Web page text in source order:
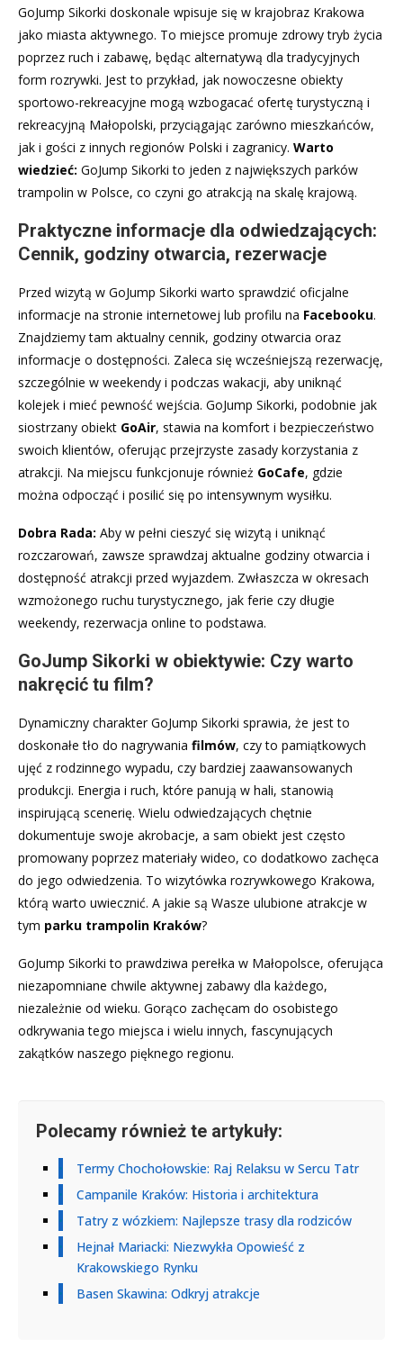
GoJump Sikorki doskonale wpisuje się w krajobraz Krakowa
jako miasta aktywnego. To miejsce promuje zdrowy tryb życia
poprzez ruch i zabawę, będąc alternatywą dla tradycyjnych
form rozrywki. Jest to przykład, jak nowoczesne obiekty
sportowo-rekreacyjne mogą wzbogacać ofertę turystyczną i
rekreacyjną Małopolski, przyciągając zarówno mieszkańców,
jak i gości z innych regionów Polski i zagranicy. Warto
wiedzieć: GoJump Sikorki to jeden z największych parków
trampolin w Polsce, co czyni go atrakcją na skalę krajową.
Praktyczne informacje dla odwiedzających:
Cennik, godziny otwarcia, rezerwacje
Przed wizytą w GoJump Sikorki warto sprawdzić oficjalne
informacje na stronie internetowej lub profilu na Facebooku.
Znajdziemy tam aktualny cennik, godziny otwarcia oraz
informacje o dostępności. Zaleca się wcześniejszą rezerwację,
szczególnie w weekendy i podczas wakacji, aby uniknąć
kolejek i mieć pewność wejścia. GoJump Sikorki, podobnie jak
siostrzany obiekt GoAir, stawia na komfort i bezpieczeństwo
swoich klientów, oferując przejrzyste zasady korzystania z
atrakcji. Na miejscu funkcjonuje również GoCafe, gdzie
można odpocząć i posilić się po intensywnym wysiłku.
Dobra Rada: Aby w pełni cieszyć się wizytą i uniknąć
rozczarowań, zawsze sprawdzaj aktualne godziny otwarcia i
dostępność atrakcji przed wyjazdem. Zwłaszcza w okresach
wzmożonego ruchu turystycznego, jak ferie czy długie
weekendy, rezerwacja online to podstawa.
GoJump Sikorki w obiektywie: Czy warto
nakręcić tu film?
Dynamiczny charakter GoJump Sikorki sprawia, że jest to
doskonałe tło do nagrywania filmów, czy to pamiątkowych
ujęć z rodzinnego wypadu, czy bardziej zaawansowanych
produkcji. Energia i ruch, które panują w hali, stanowią
inspirującą scenerię. Wielu odwiedzających chętnie
dokumentuje swoje akrobacje, a sam obiekt jest często
promowany poprzez materiały wideo, co dodatkowo zachęca
do jego odwiedzenia. To wizytówka rozrywkowego Krakowa,
którą warto uwiecznić. A jakie są Wasze ulubione atrakcje w
tym parku trampolin Kraków?
GoJump Sikorki to prawdziwa perełka w Małopolsce, oferująca
niezapomniane chwile aktywnej zabawy dla każdego,
niezależnie od wieku. Gorąco zachęcam do osobistego
odkrywania tego miejsca i wielu innych, fascynujących
zakątków naszego pięknego regionu.
Polecamy również te artykuły:
Termy Chochołowskie: Raj Relaksu w Sercu Tatr
Campanile Kraków: Historia i architektura
Tatry z wózkiem: Najlepsze trasy dla rodziców
Hejnał Mariacki: Niezwykła Opowieść z
Krakowskiego Rynku
Basen Skawina: Odkryj atrakcje